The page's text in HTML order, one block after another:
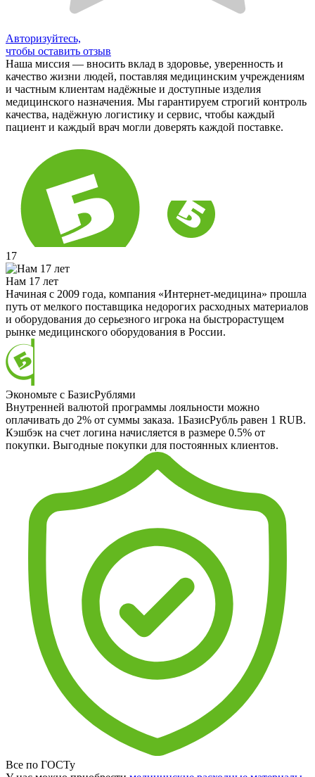
Авторизуйтесь,
чтобы оставить отзыв
Наша миссия — вносить вклад в здоровье, уверенность и
качество жизни людей, поставляя медицинским учреждениям
и частным клиентам надёжные и доступные изделия
медицинского назначения. Мы гарантируем строгий контроль
качества, надёжную логистику и сервис, чтобы каждый
пациент и каждый врач могли доверять каждой поставке.
17
Нам 17 лет
Начиная с 2009 года, компания «Интернет-медицина» прошла
путь от мелкого поставщика недорогих расходных материалов
и оборудования до серьезного игрока на быстрорастущем
рынке медицинского оборудования в России.
Экономьте с БазисРублями
Внутренней валютой программы лояльности можно
оплачивать до 2% от суммы заказа. 1БазисРубль равен 1 RUB.
Кэшбэк на счет логина начисляется в размере 0.5% от
покупки. Выгодные покупки для постоянных клиентов.
Все по ГОСТу